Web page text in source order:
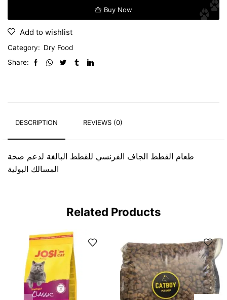
Buy Now
Add to wishlist
Category: Dry Food
Share:
DESCRIPTION REVIEWS (0)
طعام القطط الجاف الفرنسي للقطط البالغة لدعم صحة
المسالك البولية
Related Products